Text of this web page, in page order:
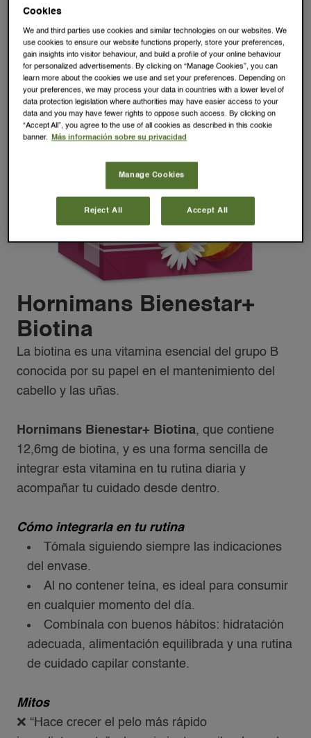
Hornimans Bienestar+
Biotina
La biotina es una vitamina esencial del grupo B
conocida por su papel en el mantenimiento del
cabello y las uñas.
Hornimans Bienestar+ Biotina, que contiene
12,6mg de biotina, y es una forma sencilla de
integrar esta vitamina en tu rutina diaria y
acompañar tu cuidado desde dentro.
Cómo integrarla en tu rutina​
Tómala siguiendo siempre las indicaciones
del envase.​
Al no contener teína, es ideal para consumir
en cualquier momento del día.​
Combínala con buenos hábitos: hidratación
adecuada, alimentación equilibrada y una rutina
de cuidado capilar constante.​
Mitos
❌ “Hace crecer el pelo más rápido
Cookies
We and third parties use cookies and similar technologies on our websites. We
use cookies to ensure our website functions properly, store your preferences,
gain insights into visitor behaviour, and build a profile of your online behaviour
for personalized advertisements. By clicking on “Manage Cookies”, you can
learn more about the cookies we use and set your preferences. Depending on
your preferences, we may process your data in countries with a lower level of
data protection legislation where authorities may have easier access to your
data and you may have fewer rights to oppose such access. By clicking on
“Accept All”, you agree to the use of all cookies as described in this cookie
banner. Más información sobre su privacidad
Manage Cookies
Reject All Accept All